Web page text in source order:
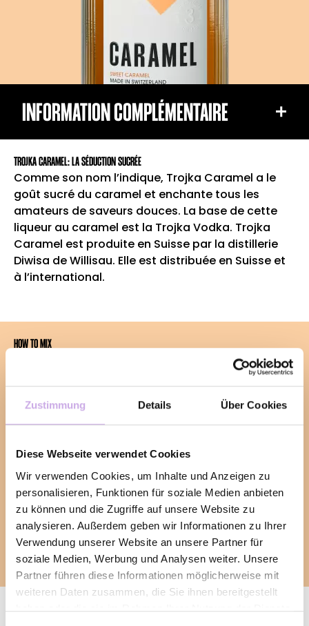
Zustimmung Details Über Cookies
Diese Webseite verwendet Cookies
Wir verwenden Cookies, um Inhalte und Anzeigen zu
personalisieren, Funktionen für soziale Medien anbieten
zu können und die Zugriffe auf unsere Website zu
analysieren. Außerdem geben wir Informationen zu Ihrer
Verwendung unserer Website an unsere Partner für
soziale Medien, Werbung und Analysen weiter. Unsere
Partner führen diese Informationen möglicherweise mit
weiteren Daten zusammen, die Sie ihnen bereitgestellt
haben oder die sie im Rahmen Ihrer Nutzung der Dienste
INFORMATION COMPLÉMENTAIRE
Nom du produit régulé: Vodka Liqueur
L'origine: Suisse
Les ingrédients: Eau, sucre, vodka, arômes,
acidifiant: acide citrique E330, colorant:
caramel E 150d
TROJKA CARAMEL: LA SÉDUCTION SUCRÉE
Comme son nom l’indique, Trojka Caramel a le
goût sucré du caramel et enchante tous les
amateurs de saveurs douces. La base de cette
liqueur au caramel est la Trojka Vodka. Trojka
Caramel est produite en Suisse par la distillerie
Diwisa de Willisau. Elle est distribuée en Suisse et
à l’international.
HOW TO MIX
Parmi les liqueurs Trojka, Trojka Caramel est un
classique sucré à l’arôme puissant de caramel.
en deux variantes. En toute simplicité: il suffit de
trois étapes pour réaliser votre Easy Mixer avec
Voici nos deux drinks préférés: dégustez Trojka
Caramel froid avec du coca (Caramel Cola) ou
chaud avec du café instantané et de la crème
(Crazy Coffee).
MIX